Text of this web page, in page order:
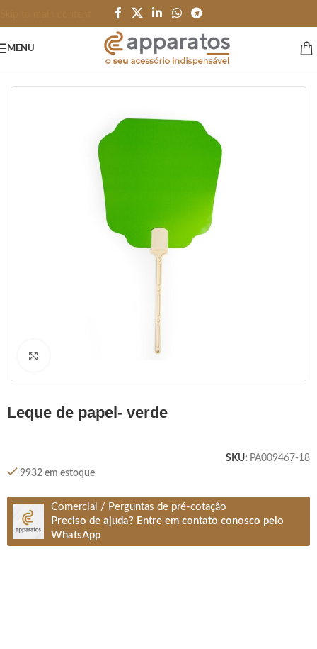
MENU
leque de papel- verde
SKU: PA009467-18
9932 em estoque
Comercial / Perguntas de pré-cotação
Preciso de ajuda? Entre em contato conosco pelo
WhatsApp